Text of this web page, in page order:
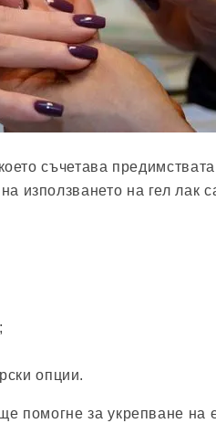
съчетава
използването на гел лак
опции.
помогне за укрепване на